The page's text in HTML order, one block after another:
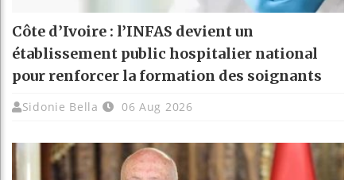
Côte d’Ivoire : l’INFAS devient un
établissement public hospitalier national
pour renforcer la formation des soignants
Sidonie Bella 06 Aug 2026